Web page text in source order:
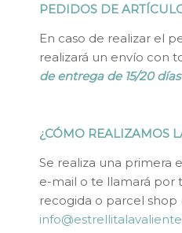
PEDIDOS DE
En caso de realizar el
realizará un envío con
de entrega de 15/20
¿CÓMO REALIZAMOS
Se realiza una primera
e-mail o te llamará por
recogida o parcel shop